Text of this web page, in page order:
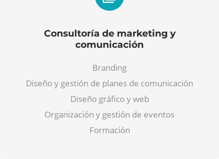
Consultoría de marketing y
comunicación
Branding
Diseño y gestión de planes de comunicación
Diseño gráfico y web
Organización y gestión de eventos
Formación